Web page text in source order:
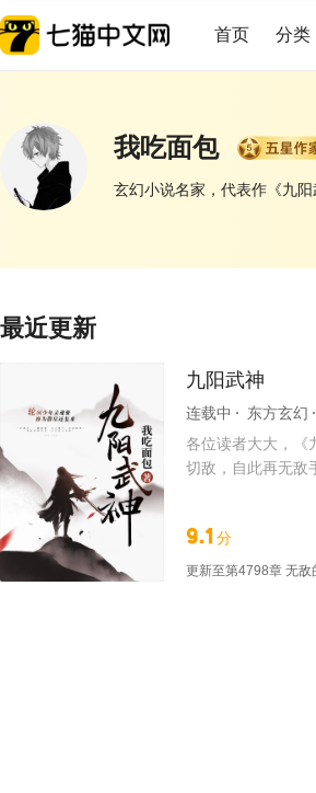
首页 分类
我吃面包
玄幻小说名家，代表作《九
最近更新
九阳武神
连载中 东方玄幻
各位读者大大，《
切敌，自此再无敌
9.1 分
更新至第4798章 无敌